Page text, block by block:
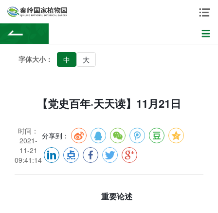
字体大小： 中 大
【党史百年·天天读】11月21日
时间：
2021-
11-21
09:41:14
分享到：
重要论述